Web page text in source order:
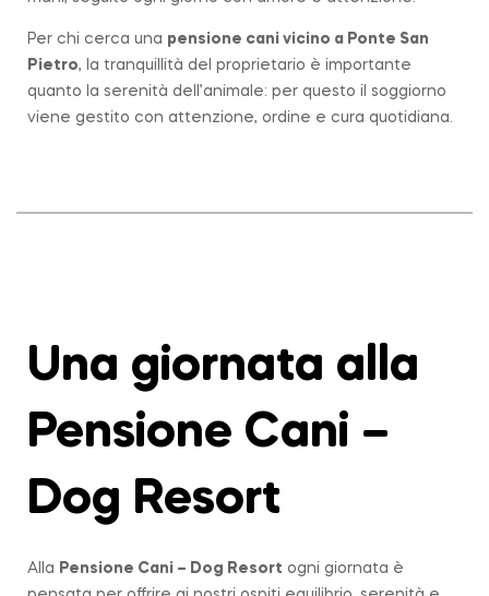
Per chi cerca una pensione cani vicino a Ponte San
Pietro, la tranquillità del proprietario è importante
quanto la serenità dell’animale: per questo il soggiorno
viene gestito con attenzione, ordine e cura quotidiana.
Una giornata alla
Pensione Cani –
Dog Resort
Alla Pensione Cani – Dog Resort ogni giornata è